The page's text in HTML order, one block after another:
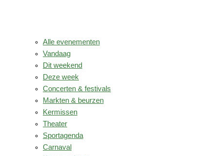
Alle evenementen
Vandaag
Dit weekend
Deze week
Concerten & festivals
Markten & beurzen
Kermissen
Theater
Sportagenda
Carnaval